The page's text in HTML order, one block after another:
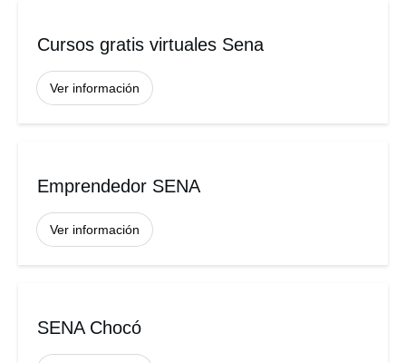
Cursos gratis virtuales Sena
Ver información
Emprendedor SENA
Ver información
SENA Chocó